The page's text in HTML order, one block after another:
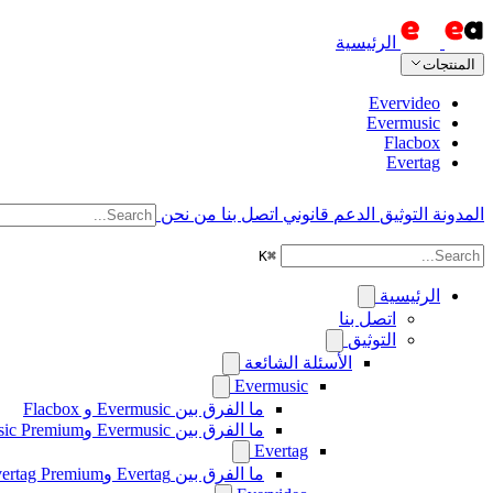
الرئيسية
المنتجات
Evervideo
Evermusic
Flacbox
Evertag
المدونة التوثيق الدعم قانوني اتصل بنا من نحن
⌘
K
الرئيسية
اتصل بنا
التوثيق
الأسئلة الشائعة
Evermusic
ما الفرق بين Evermusic و Flacbox
ما الفرق بين Evermusic وEvermusic Premium
Evertag
ما الفرق بين Evertag وEvertag Premium